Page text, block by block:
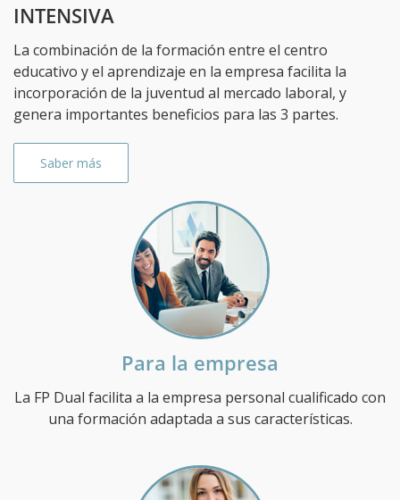
INTENSIVA
La combinación de la formación entre el centro
educativo y el aprendizaje en la empresa facilita la
incorporación de la juventud al mercado laboral, y
genera importantes beneficios para las 3 partes.
Saber más
Para la empresa
La FP Dual facilita a la empresa personal cualificado con
una formación adaptada a sus características.